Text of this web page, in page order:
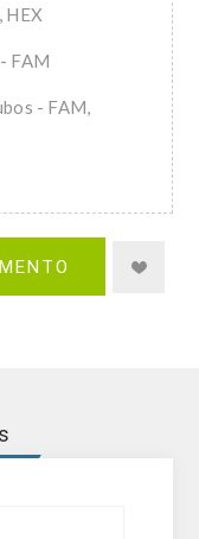
HEX
FAM
- FAM,